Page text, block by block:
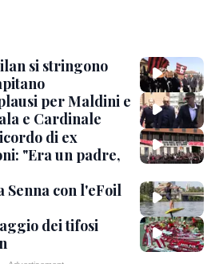
si stringono
per Maldini e
e Cardinale
di ex
"Era un padre,
con l'eFoil
dei tifosi